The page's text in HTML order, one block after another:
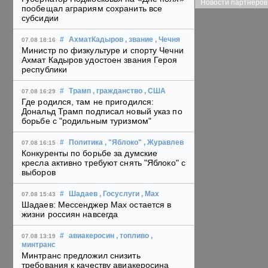
пообещал аграриям сохранить все
субсидии
07.08 18:16 # АхматКадыров , звание , Чечня
Министр по физкультуре и спорту Чечни
Ахмат Кадыров удостоен звания Героя
республики
07.08 16:29 # Трамп , гражданство , США
Где родился, там не пригодился:
Дональд Трамп подписал новый указ по
борьбе с "родильным туризмом"
07.08 16:15 # Политика , "Яблоко" , Журавлев
Конкуренты по борьбе за думские
кресла активно требуют снять "Яблоко" с
выборов
07.08 15:43 # Шадаев , Госуслуги , Max
Шадаев: Мессенджер Max остается в
жизни россиян навсегда
07.08 13:19 # авиакеросин , топливо ,
минтранс
Минтранс предложил снизить
требования к качеству авиакеросина
Новости партнеров